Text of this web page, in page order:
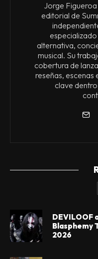
Jorge
editorial de
alternativa,
musical. Su
cobertura de
reseñas, escenas
clave
DEVILOOF
Blasphemy
2026